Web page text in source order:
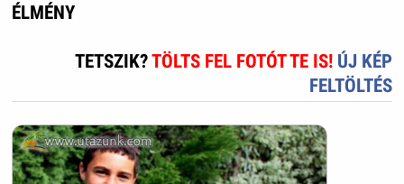
ÉLMÉNY
TETSZIK?TÖLTS FEL FOTÓT TE IS! ÚJ KÉP
FELTÖLTÉS